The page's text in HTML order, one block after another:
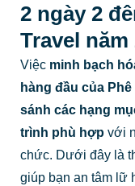
2 ngày 2
Travel năm
Việcminh bạch
hàng đầu của
sánh các hạng
trình phù hợpvới
chức. Dưới đây là
giúp bạn an tâm lữ